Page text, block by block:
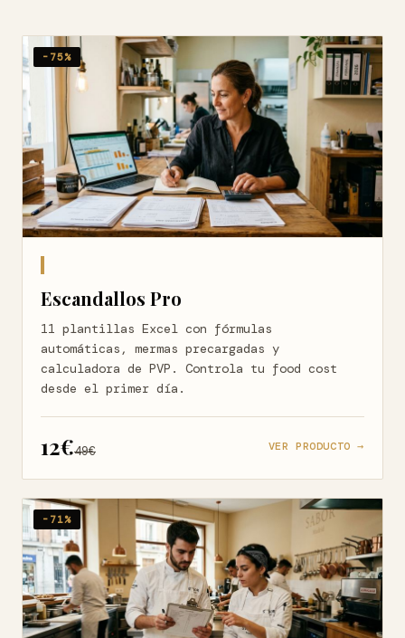
-75%
Escandallos Pro
11 plantillas Excel con fórmulas
automáticas, mermas precargadas y
calculadora de PVP. Controla tu food cost
desde el primer día.
12€49€ VER PRODUCTO →
-71%